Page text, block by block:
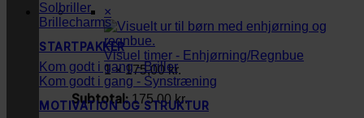
×
Visuel timer - Enhjørning/Regnbue
1 ×175,00kr.
Subtotal: 175,00kr.
Solbriller
Brillecharms
STARTPAKKER
Kom godt i gang - Briller
Kom godt i gang - Synstræning
MOTIVATION OG STRUKTUR